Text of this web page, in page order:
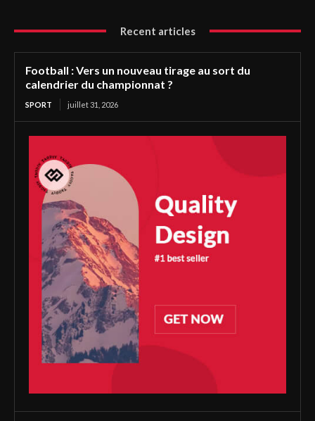
Recent articles
Football : Vers un nouveau tirage au sort du
calendrier du championnat ?
SPORT juillet 31, 2026